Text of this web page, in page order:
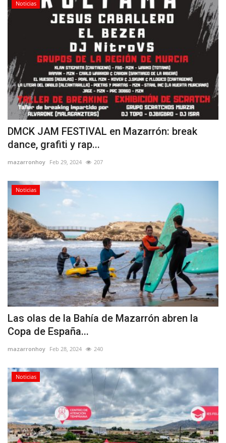
Noticias
DMCK JAM FESTIVAL en Mazarrón: break
dance, grafiti y rap...
mazarronhoy Feb 29, 2024 207
Noticias
Las olas de la Bahía de Mazarrón abren la
Copa de España...
mazarronhoy Feb 28, 2024 240
Noticias